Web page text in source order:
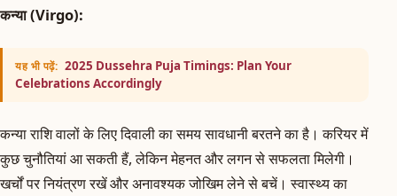
कन्या (Virgo):
यह भी पढ़ें: 2025 Dussehra Puja Timings: Plan Your
Celebrations Accordingly
कन्या राशि वालों के लिए दिवाली का समय सावधानी बरतने का है। करियर में
कुछ चुनौतियां आ सकती हैं, लेकिन मेहनत और लगन से सफलता मिलेगी।
खर्चों पर नियंत्रण रखें और अनावश्यक जोखिम लेने से बचें। स्वास्थ्य का